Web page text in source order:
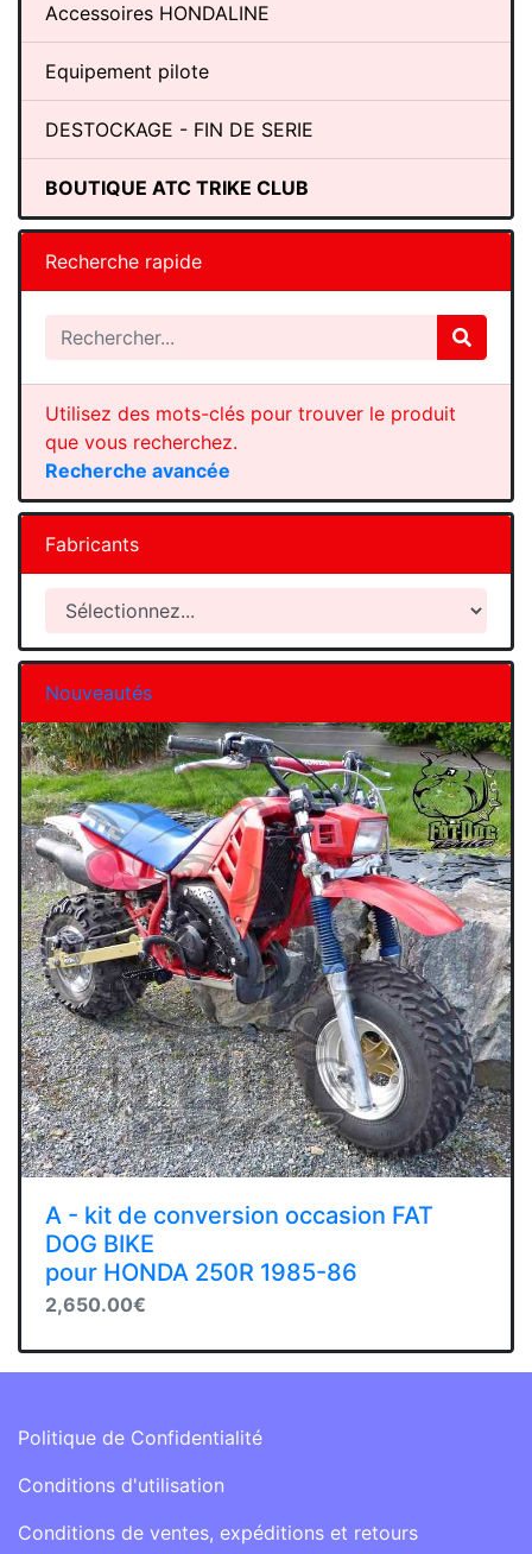
Accessoires HONDALINE
Equipement pilote
DESTOCKAGE - FIN DE SERIE
BOUTIQUE ATC TRIKE CLUB
Recherche rapide
Utilisez des mots-clés pour trouver le produit
que vous recherchez.
Recherche avancée
Fabricants
Nouveautés
A - kit de conversion occasion FAT
DOG BIKE
pour HONDA 250R 1985-86
2,650.00€
Politique de Confidentialité
Conditions d'utilisation
Conditions de ventes, expéditions et retours